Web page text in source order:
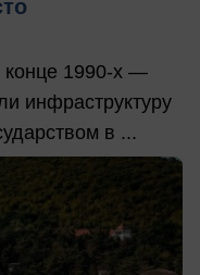
конце 1990-х —
инфраструктуру
в ...